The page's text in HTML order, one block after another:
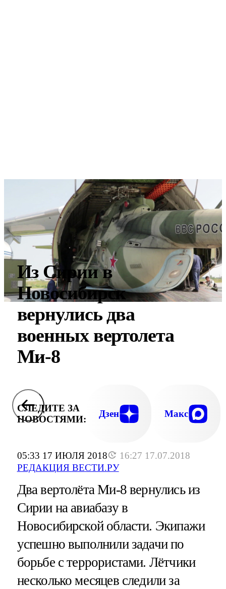
05:33 17 ИЮЛЯ 2018
16:27 17.07.2018
РЕДАКЦИЯ ВЕСТИ.РУ
Из Сирии в
Новосибирск
вернулись два
военных вертолета
Ми-8
СЛЕДИТЕ ЗА
НОВОСТЯМИ:
Дзен Макс
Два вертолёта Ми-8 вернулись из
Сирии на авиабазу в
Новосибирской области. Экипажи
успешно выполнили задачи по
борьбе с террористами. Лётчики
несколько месяцев следили за